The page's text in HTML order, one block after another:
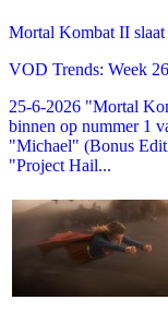
Mortal Kombat II
VOD Trends: Week
25-6-2026 "Mortal
binnen op nummer 1
"Michael" (Bonus
"Project Hail...